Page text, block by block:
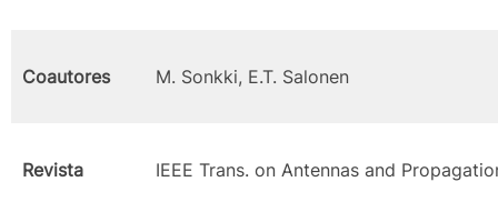
Coautores M. Sonkki, E.T. Salonen
Revista IEEE Trans. on Antennas and